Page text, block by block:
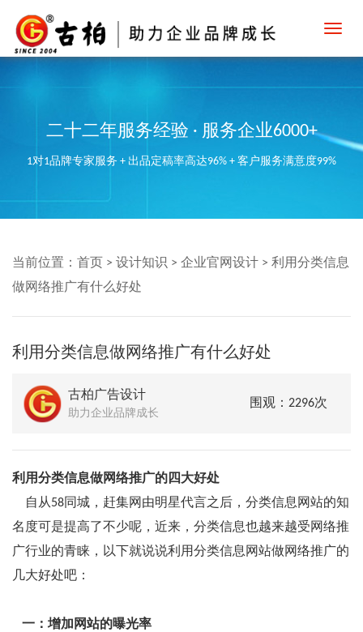
二十二年服务经验 · 服务企业6000+
1对1品牌专家服务 + 出品定稿率高达96% + 客户服务满意度99%
当前位置： 首页 > 设计知识 > 企业官网设计 > 利用分类信息
做网络推广有什么好处
利用分类信息做网络推广有什么好处
古柏广告设计
助力企业品牌成长
围观：2296次
利用分类信息做网络推广的四大好处
自从58同城，赶集网由明星代言之后，分类信息网站的知
名度可是提高了不少呢，近来，分类信息也越来越受网络推
广行业的青睐，以下就说说利用分类信息网站做网络推广的
几大好处吧：
一：增加网站的曝光率